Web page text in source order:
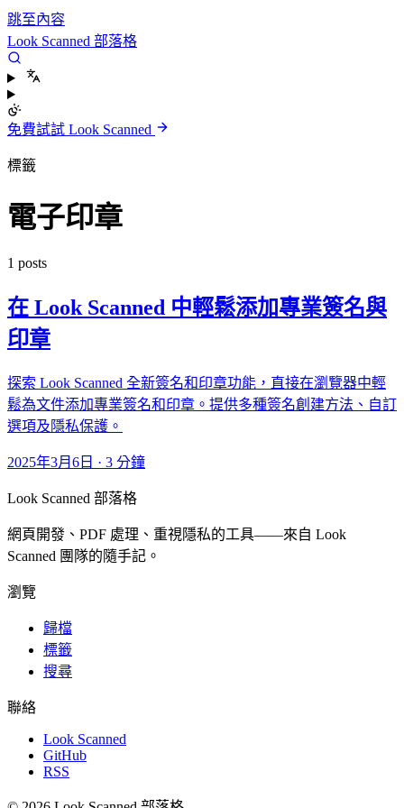
跳至內容
Look Scanned 部落格
免費試試 Look Scanned
標籤
電子印章
1 posts
在 Look Scanned 中輕鬆添加專業簽名與
印章
探索 Look Scanned 全新簽名和印章功能，直接在瀏覽器中輕
鬆為文件添加專業簽名和印章。提供多種簽名創建方法、自訂
選項及隱私保護。
2025年3月6日 · 3 分鐘
Look Scanned 部落格
網頁開發、PDF 處理、重視隱私的工具——來自 Look
Scanned 團隊的隨手記。
瀏覽
歸檔
標籤
搜尋
聯絡
Look Scanned
GitHub
RSS